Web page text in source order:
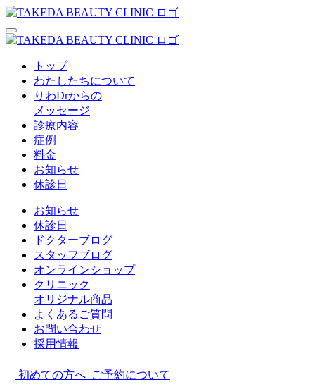
トップ
わたしたちについて
りわDrからの
メッセージ
診療内容
症例
料金
お知らせ
休診日
お知らせ
休診日
ドクターブログ
スタッフブログ
オンラインショップ
クリニック
オリジナル商品
よくあるご質問
お問い合わせ
採用情報
初めての方へ ご予約について